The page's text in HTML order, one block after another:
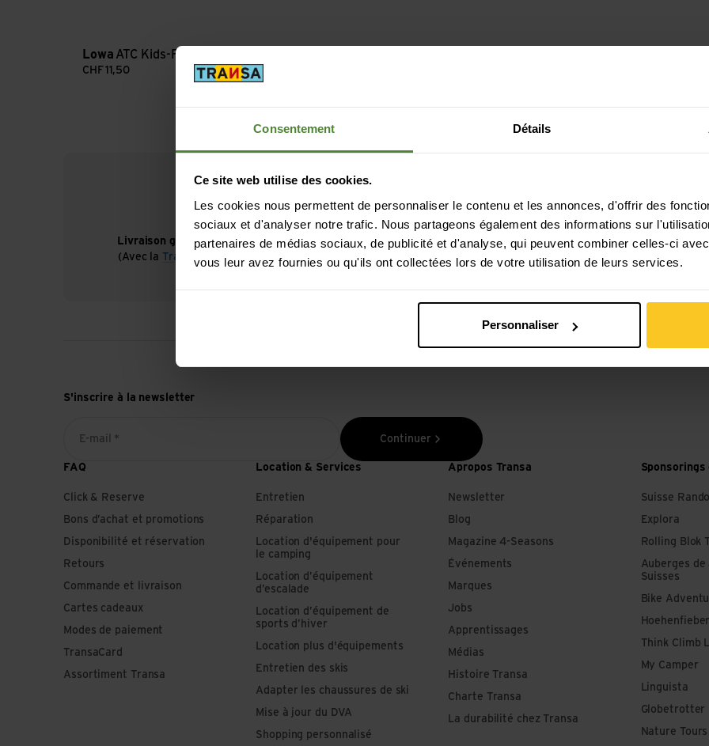
Consentement Détails
Ce site web utilise des cookies.
Les cookies nous permettent de personnaliser le contenu et les annonces, d'offrir des
sociaux et d'analyser notre trafic. Nous partageons également des informations sur
partenaires de médias sociaux, de publicité et d'analyse, qui peuvent combiner celles-ci
vous leur avez fournies ou qu'ils ont collectées lors de votre utilisation de leurs services.
Personnaliser
Lowa ATC Kids-Fussbett
CHF 11,50
Livraison gratuite à partir de CHF 99
(Avec la
TransaCard toujours gratuit)
Paiement sécurisé avec Twint, Visa et plus
encore
S'inscrire à la newsletter
E-mail * Continuer
FAQ
Click & Reserve
Bons d’achat et promotions
Disponibilité et réservation
Retours
Commande et livraison
Cartes cadeaux
Modes de paiement
TransaCard
Assortiment Transa
Location & Services
Entretien
Réparation
Location d'équipement pour
le camping
Location d’équipement
d’escalade
Location d’équipement de
sports d’hiver
Location plus d'équipements
Entretien des skis
Adapter les chaussures de ski
Mise à jour du DVA
Shopping personnalisé
Apropos Transa
Newsletter
Blog
Magazine 4-Seasons
Événements
Marques
Jobs
Apprentissages
Médias
Histoire Transa
Charte Transa
La durabilité chez Transa
Suisse
Explora
Rolling Blok
Auberges de
Suisses
Bike
Think Climb
My Camper
Linguista
Globetrotter
Nature Tours